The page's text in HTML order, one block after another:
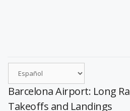
Barcelona Airport: Long
Takeoffs and Landings